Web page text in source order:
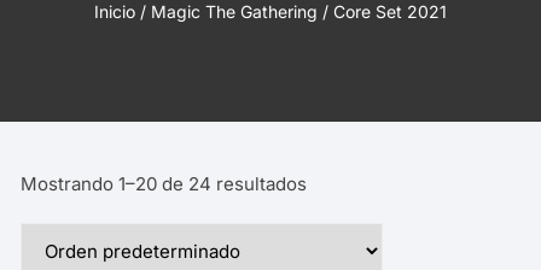
Inicio/ Magic The Gathering / Core Set 2021
Mostrando 1–20 de 24 resultados